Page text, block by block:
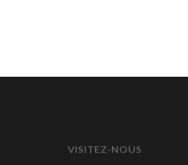
VISITEZ-NOUS